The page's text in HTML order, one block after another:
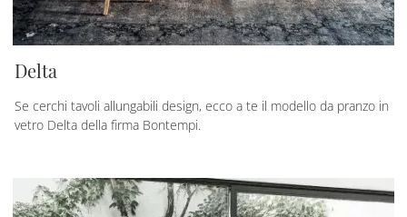
Delta
Se cerchi tavoli allungabili design, ecco a te il modello da pranzo in
vetro Delta della firma Bontempi.